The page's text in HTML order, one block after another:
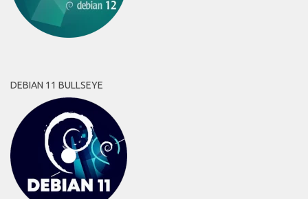
DEBIAN 11 BULLSEYE